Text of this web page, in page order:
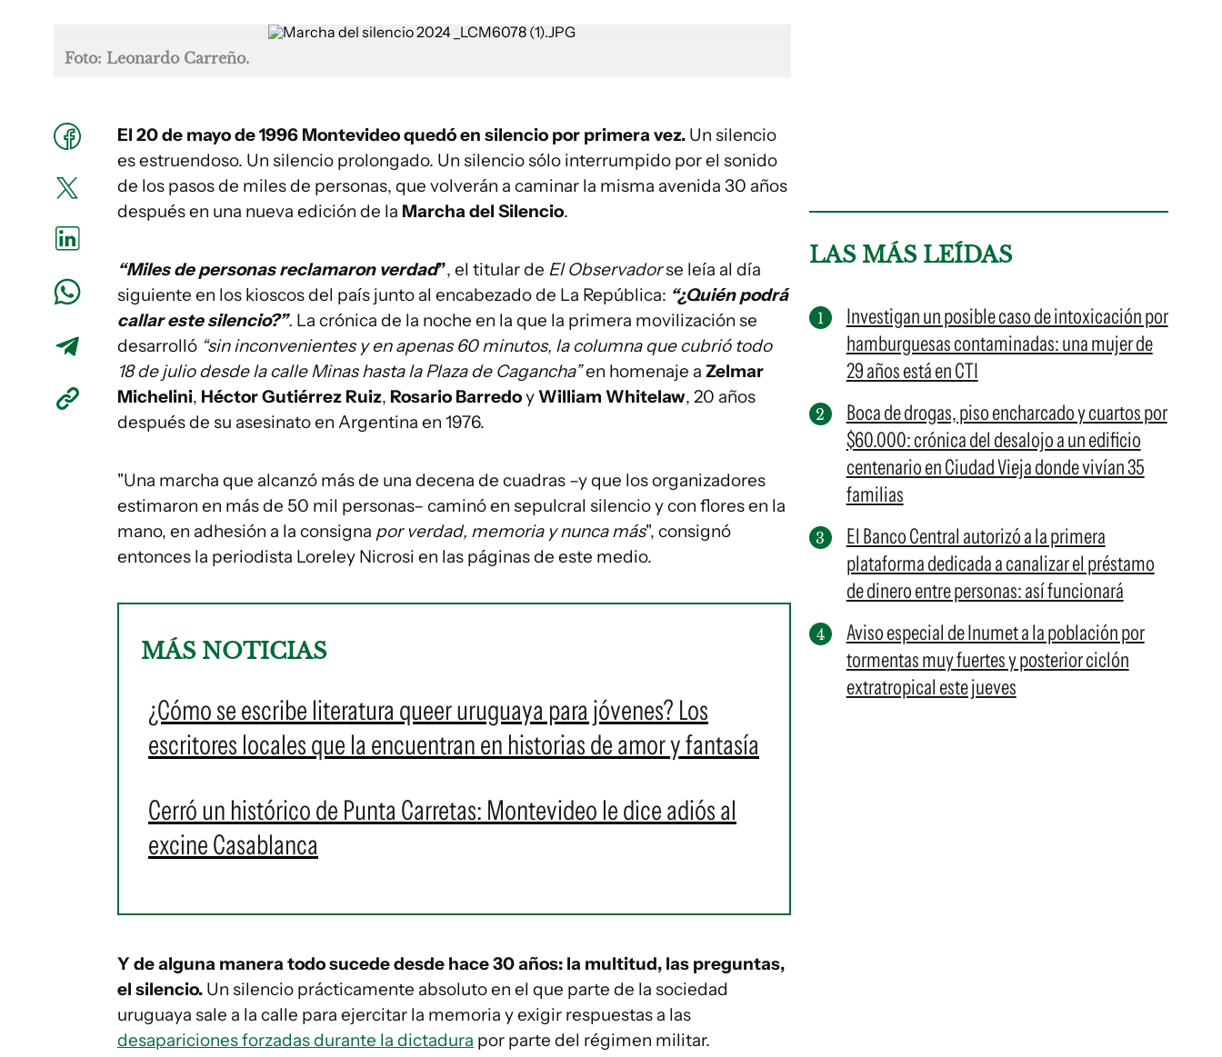
Foto: Leonardo Carreño.
El 20 de mayo de 1996 Montevideo quedó en silencio por primera vez. Un silencio
es estruendoso. Un silencio prolongado. Un silencio sólo interrumpido por el sonido
de los pasos de miles de personas, que volverán a caminar la misma avenida 30 años
después en una nueva edición de la Marcha del Silencio.
“Miles de personas reclamaron verdad”, el titular de El Observadorse leía al día
siguiente en los kioscos del país junto al encabezado de La República: “¿Quién podrá
callar este silencio?”. La crónica de la noche en la que la primera movilización se
desarrolló “sin inconvenientes y en apenas 60 minutos, la columna que cubrió todo
18 de julio desde la calle Minas hasta la Plaza de Cagancha”en homenaje a Zelmar
Michelini, Héctor Gutiérrez Ruiz, Rosario BarredoyWilliam Whitelaw, 20 años
después de su asesinato en Argentina en 1976.
"Una marcha que alcanzó más de una decena de cuadras –y que los organizadores
estimaron en más de 50 mil personas– caminó en sepulcral silencio y con flores en la
mano, en adhesión a la consigna por verdad, memoria y nunca más", consignó
entonces la periodista Loreley Nicrosi en las páginas de este medio.
MÁS NOTICIAS
¿Cómo se escribe literatura queer uruguaya para jóvenes? Los
escritores locales que la encuentran en historias de amor y fantasía
Cerró un histórico de Punta Carretas: Montevideo le dice adiós al
excine Casablanca
Y de alguna manera todo sucede desde hace 30 años: la multitud, las preguntas,
el silencio. Un silencio prácticamente absoluto en el que parte de la sociedad
uruguaya sale a la calle para ejercitar la memoria y exigir respuestas a las
desapariciones forzadas durante la dictadura por parte del régimen militar.
LAS MÁS LEÍDAS
Investigan un posible caso de intoxicación por
hamburguesas contaminadas: una mujer de
29 años está en CTI
Boca de drogas, piso encharcado y cuartos por
$60.000: crónica del desalojo a un edificio
centenario en Ciudad Vieja donde vivían 35
familias
El Banco Central autorizó a la primera
plataforma dedicada a canalizar el préstamo
de dinero entre personas: así funcionará
Aviso especial de Inumet a la población por
tormentas muy fuertes y posterior ciclón
extratropical este jueves